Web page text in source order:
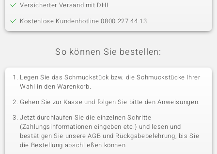
Versicherter Versand mit DHL
Kostenlose Kundenhotline 0800 227 44 13
So können Sie bestellen:
Legen Sie das Schmuckstück bzw. die Schmuckstücke Ihrer
Wahl in den Warenkorb.
Gehen Sie zur Kasse und folgen Sie bitte den Anweisungen.
Jetzt durchlaufen Sie die einzelnen Schritte
(Zahlungsinformationen eingeben etc.) und lesen und
bestätigen Sie unsere AGB und Rückgabebelehrung, bis Sie
die Bestellung abschließen können.